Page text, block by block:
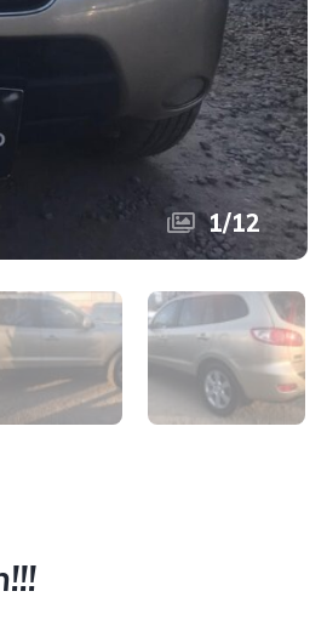
1/12